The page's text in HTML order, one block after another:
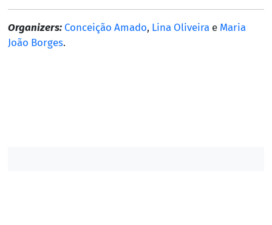
Organizers: Conceição Amado, Lina Oliveirae Maria
João Borges.